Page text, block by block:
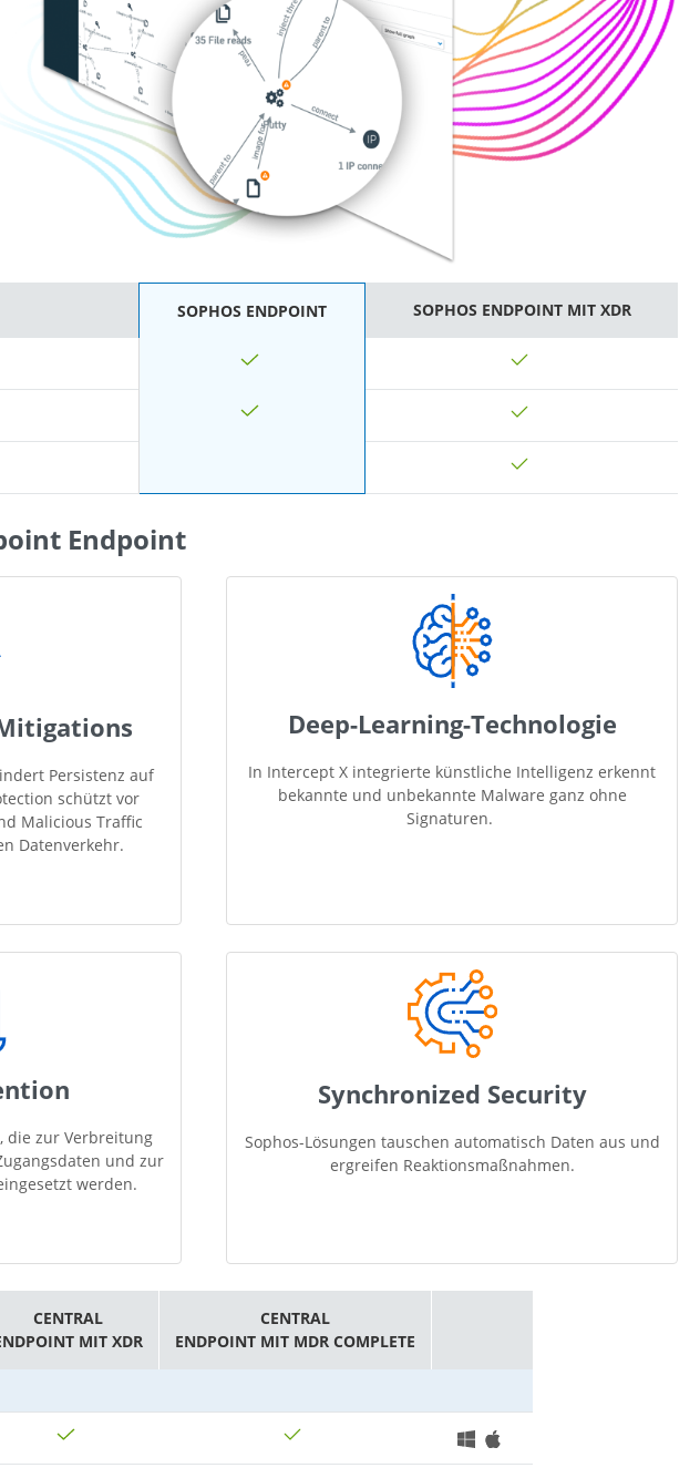
SOPHOS ENDPOINT SOPHOS ENDPOINT MIT XDR
Endpoint
Persistenz auf
schützt vor
Malicious Traffic
Datenverkehr.
Deep-Learning-Technologie
In Intercept X integrierte künstliche Intelligenz erkennt
bekannte und unbekannte Malware ganz ohne
Signaturen.
die zur Verbreitung
und zur
werden.
Synchronized Security
Sophos-Lösungen tauschen automatisch Daten aus und
ergreifen Reaktionsmaßnahmen.
CENTRAL
MIT XDR
CENTRAL
ENDPOINT MIT MDR COMPLETE